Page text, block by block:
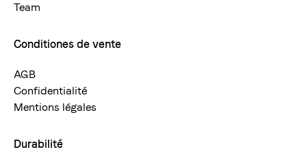
Team
Conditiones de vente
AGB
Confidentialité
Mentions légales
Durabilité